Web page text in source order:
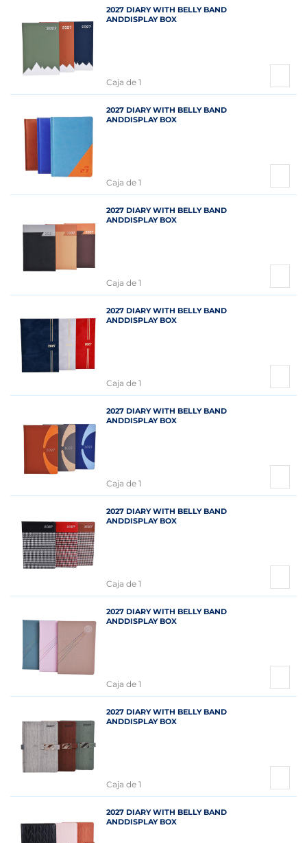
2027 DIARY WITH BELLY BAND
ANDDISPLAY BOX
Caja de 1
2027 DIARY WITH BELLY BAND
ANDDISPLAY BOX
Caja de 1
2027 DIARY WITH BELLY BAND
ANDDISPLAY BOX
Caja de 1
2027 DIARY WITH BELLY BAND
ANDDISPLAY BOX
Caja de 1
2027 DIARY WITH BELLY BAND
ANDDISPLAY BOX
Caja de 1
2027 DIARY WITH BELLY BAND
ANDDISPLAY BOX
Caja de 1
2027 DIARY WITH BELLY BAND
ANDDISPLAY BOX
Caja de 1
2027 DIARY WITH BELLY BAND
ANDDISPLAY BOX
Caja de 1
2027 DIARY WITH BELLY BAND
ANDDISPLAY BOX